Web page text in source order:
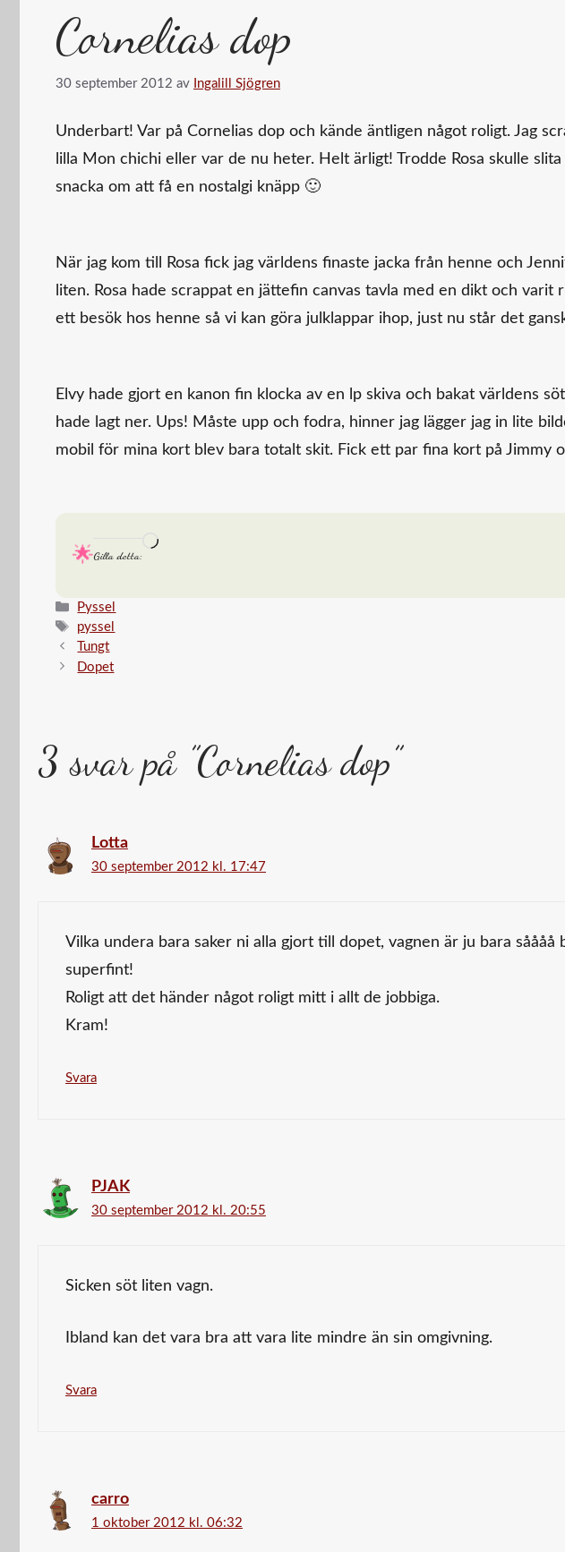
Cornelias dop
30 september 2012 av Ingalill Sjögren
Underbart! Var på Cornelias dop och kände äntligen något roligt. Jag
lilla Mon chichi eller var de nu heter. Helt ärligt! Trodde Rosa skulle
snacka om att få en nostalgi knäpp 🙂
När jag kom till Rosa fick jag världens finaste jacka från henne och
liten. Rosa hade scrappat en jättefin canvas tavla med en dikt och varit
ett besök hos henne så vi kan göra julklappar ihop, just nu står det
Elvy hade gjort en kanon fin klocka av en lp skiva och bakat världens
hade lagt ner. Ups! Måste upp och fodra, hinner jag lägger jag in lite
mobil för mina kort blev bara totalt skit. Fick ett par fina kort på Jimmy
Gilla detta:
Laddar
Kategorier
Pyssel
Etiketter
pyssel
Tungt
Dopet
3 svar på ”Cornelias dop”
Lotta
30 september 2012 kl. 17:47
Vilka undera bara saker ni alla gjort till dopet, vagnen är ju bara
superfint!
Roligt att det händer något roligt mitt i allt de jobbiga.
Kram!
Svara
PJAK
30 september 2012 kl. 20:55
Sicken söt liten vagn.
Ibland kan det vara bra att vara lite mindre än sin omgivning.
Svara
carro
1 oktober 2012 kl. 06:32